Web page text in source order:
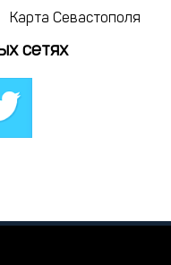
Карта Севастополя
сетях